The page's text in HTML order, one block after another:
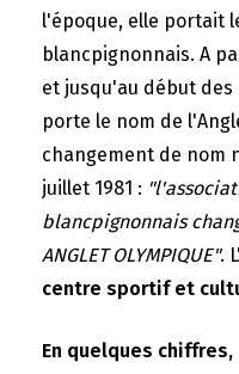
l'époque, elle portait
blancpignonnais. A
et jusqu'au début
porte le nom de
changement de nom
juillet 1981 :
blancpignonnais
ANGLET OLYMPIQUE".
centre sportif et
En quelques chiffres,